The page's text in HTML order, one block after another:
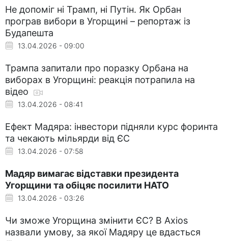
Не допоміг ні Трамп, ні Путін. Як Орбан
програв вибори в Угорщині – репортаж із
Будапешта
13.04.2026 - 09:00
Трампа запитали про поразку Орбана на
виборах в Угорщині: реакція потрапила на
відео
13.04.2026 - 08:41
Ефект Мадяра: інвестори підняли курс форинта
та чекають мільярди від ЄС
13.04.2026 - 07:58
Мадяр вимагає відставки президента
Угорщини та обіцяє посилити НАТО
13.04.2026 - 03:26
Чи зможе Угорщина змінити ЄС? В Axios
назвали умову, за якої Мадяру це вдасться